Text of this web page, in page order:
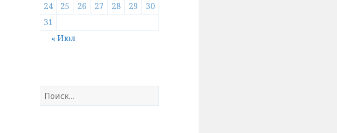
24
25 26 27 28 29
30
31
« Июл
Найти: